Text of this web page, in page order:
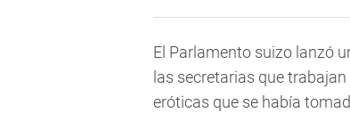
El Parlamento suizo lanzó
las secretarias que
eróticas que se había